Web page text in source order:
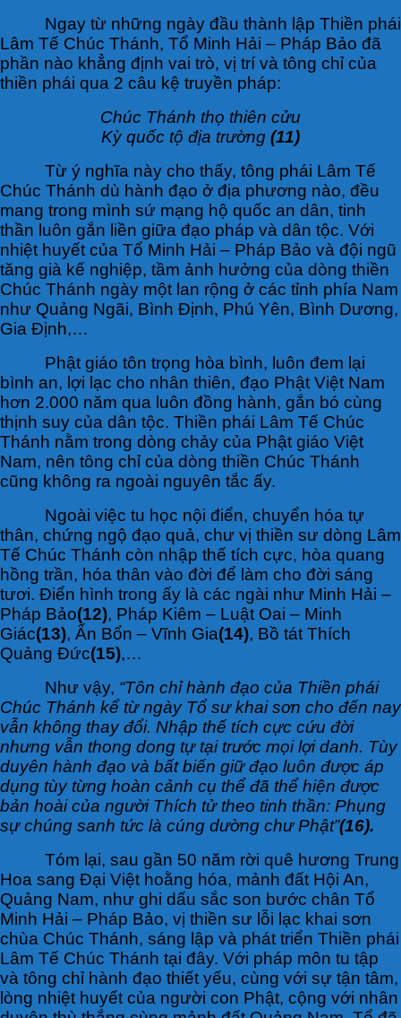
Ngay từ những ngày đầu thành lập Thiền phái
Lâm Tế Chúc Thánh, Tổ Minh Hải – Pháp Bảo đã
phần nào khẳng định vai trò, vị trí và tông chỉ của
thiền phái qua 2 câu kệ truyền pháp:
Chúc Thánh thọ thiên cửu
Kỳ quốc tộ địa trường (11)
Từ ý nghĩa này cho thấy, tông phái Lâm Tế
Chúc Thánh dù hành đạo ở địa phương nào, đều
mang trong mình sứ mạng hộ quốc an dân, tinh
thần luôn gắn liền giữa đạo pháp và dân tộc. Với
nhiệt huyết của Tổ Minh Hải – Pháp Bảo và đội ngũ
tăng già kế nghiệp, tầm ảnh hưởng của dòng thiền
Chúc Thánh ngày một lan rộng ở các tỉnh phía Nam
như Quảng Ngãi, Bình Định, Phú Yên, Bình Dương,
Gia Định,…
Phật giáo tôn trọng hòa bình, luôn đem lại
bình an, lợi lạc cho nhân thiên, đạo Phật Việt Nam
hơn 2.000 năm qua luôn đồng hành, gắn bó cùng
thịnh suy của dân tộc. Thiền phái Lâm Tế Chúc
Thánh nằm trong dòng chảy của Phật giáo Việt
Nam, nên tông chỉ của dòng thiền Chúc Thánh
cũng không ra ngoài nguyên tắc ấy.
Ngoài việc tu học nội điển, chuyển hóa tự
thân, chứng ngộ đạo quả, chư vị thiền sư dòng Lâm
Tế Chúc Thánh còn nhập thế tích cực, hòa quang
hồng trần, hóa thân vào đời để làm cho đời sáng
tươi. Điển hình trong ấy là các ngài như Minh Hải –
Pháp Bảo(12), Pháp Kiêm – Luật Oai – Minh
Giác(13), Ấn Bổn – Vĩnh Gia(14), Bồ tát Thích
Quảng Đức(15),…
Như vậy, “Tôn chỉ hành đạo của Thiền phái
Chúc Thánh kể từ ngày Tổ sư khai sơn cho đến nay
vẫn không thay đổi. Nhập thế tích cực cứu đời
nhưng vẫn thong dong tự tại trước mọi lợi danh. Tùy
duyên hành đạo và bất biến giữ đạo luôn được áp
dụng tùy từng hoàn cảnh cụ thể đã thể hiện được
bản hoài của người Thích tử theo tinh thần: Phụng
sự chúng sanh tức là cúng dường chư Phật”(16).
Tóm lại, sau gần 50 năm rời quê hương Trung
Hoa sang Đại Việt hoằng hóa, mảnh đất Hội An,
Quảng Nam, như ghi dấu sắc son bước chân Tổ
Minh Hải – Pháp Bảo, vị thiền sư lỗi lạc khai sơn
chùa Chúc Thánh, sáng lập và phát triển Thiền phái
Lâm Tế Chúc Thánh tại đây. Với pháp môn tu tập
và tông chỉ hành đạo thiết yếu, cùng với sự tận tâm,
lòng nhiệt huyết của người con Phật, cộng với nhân